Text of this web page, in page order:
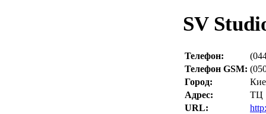
SV
Телефон:
Телефон GSM:
Город:
Адрес:
ТЦ
URL: